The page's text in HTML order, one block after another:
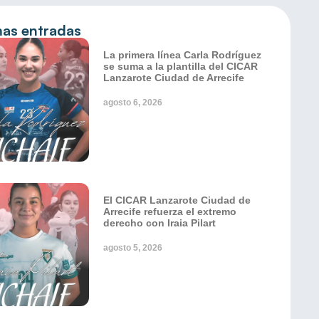
entradas
La primera línea Carla Rodríguez
se suma a la plantilla del CICAR
Lanzarote Ciudad de Arrecife
agosto 6, 2026
El CICAR Lanzarote Ciudad de
Arrecife refuerza el extremo
derecho con Iraia Pilart
agosto 5, 2026